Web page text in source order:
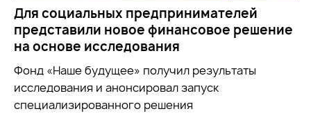
Для социальных предпринимателей
представили новое финансовое решение
на основе исследования
Фонд «Наше будущее» получил результаты
исследования и анонсировал запуск
специализированного решения